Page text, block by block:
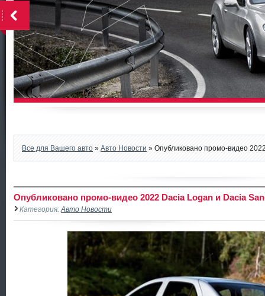
Все для Вашего авто » Авто Новости » Опубликовано промо-видео
Опубликовано промо-видео 2022 Dacia Logan и Dacia
Категория: Авто Новости